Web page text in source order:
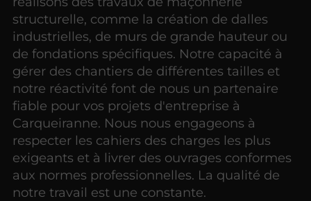
structurelle, comme la création de dalles
industrielles, de murs de grande hauteur ou
de fondations spécifiques. Notre capacité à
gérer des chantiers de différentes tailles et
notre réactivité font de nous un partenaire
fiable pour vos projets d'entreprise à
Carqueiranne. Nous nous engageons à
respecter les cahiers des charges les plus
exigeants et à livrer des ouvrages conformes
aux normes professionnelles. La qualité de
notre travail est une constante.